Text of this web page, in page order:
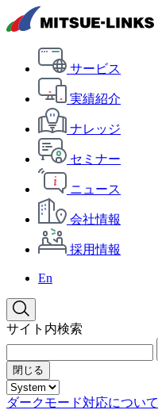
サービス
実績紹介
ナレッジ
セミナー
ニュース
会社情報
採用情報
En
サイト内検索
閉じる
ダークモード対応について